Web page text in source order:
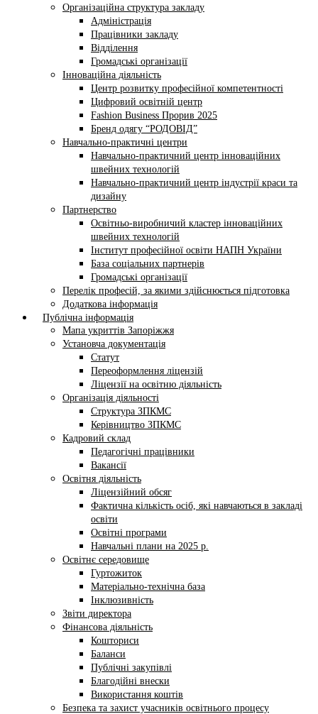
Організаційна структура закладу
Адміністрація
Працівники закладу
Відділення
Громадські організації
Інноваційна діяльність
Центр розвитку професійної компетентності
Цифровий освітній центр
Fashion Business Прорив 2025
Бренд одягу “РОДОВІД”
Навчально-практичні центри
Навчально-практичний центр інноваційних
швейних технологій
Навчально-практичний центр індустрії краси та
дизайну
Партнерство
Освітньо-виробничий кластер інноваційних
швейних технологій
Інститут професійної освіти НАПН України
База соціальних партнерів
Громадські організації
Перелік професій, за якими здійснюється підготовка
Додаткова інформація
Публічна інформація
Мапа укриттів Запоріжжя
Установча документація
Статут
Переоформлення ліцензій
Ліцензії на освітню діяльність
Організація діяльності
Структура ЗПКМС
Керівництво ЗПКМС
Кадровий склад
Педагогічні працівники
Вакансії
Освітня діяльність
Ліцензійний обсяг
Фактична кількість осіб, які навчаються в закладі
освіти
Освітні програми
Навчальні плани на 2025 р.
Освітнє середовище
Гуртожиток
Матеріально-технічна база
Інклюзивність
Звіти директора
Фінансова діяльність
Кошториси
Баланси
Публічні закупівлі
Благодійні внески
Використання коштів
Безпека та захист учасників освітнього процесу